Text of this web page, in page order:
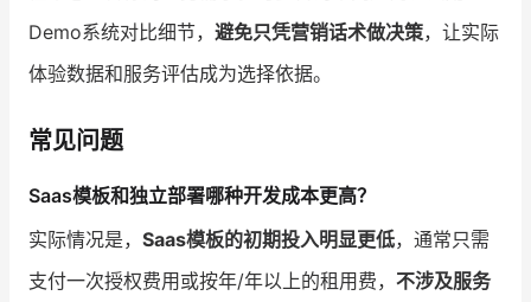
Demo系统对比细节， 避免只凭营销话术做决策，让实际
体验数据和服务评估成为选择依据。
常见问题
Saas模板和独立部署哪种开发成本更高？
实际情况是， Saas模板的初期投入明显更低，通常只需
支付一次授权费用或按年/年以上的租用费， 不涉及服务